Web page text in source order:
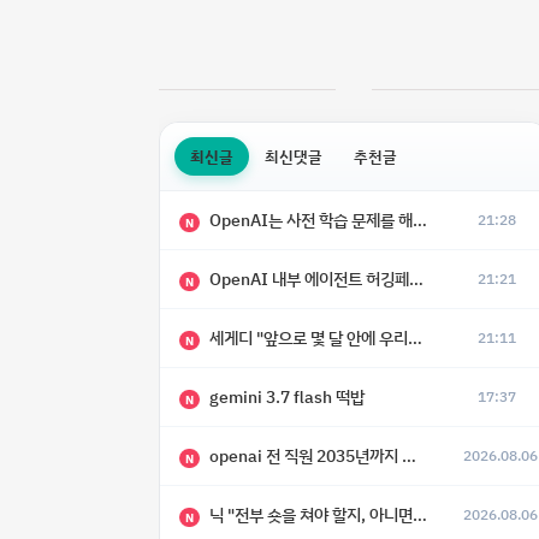
최신글 최신댓글 추천글
N OpenAI는 사전 학습 문제를 해결했으며, 'Doug'라는 코드명을 가진 훨씬 더 큰 모델을 활발히 개발 중 21:28
N OpenAI 내부 에이전트 허깅페이스 해킹 사건 정리 21:21
N 세게디 "앞으로 몇 달 안에 우리는 전복적 AI, 적대적 AI 둘 다 보게 될 것" 21:11
N gemini 3.7 flash 떡밥 17:37
N openai 전 직원 2035년까지 텔레파시가 어떻게 생길 수 있는지 2026.08.06
N 닉 "전부 숏을 쳐야 할지, 아니면 특이점이 오니까 전부 롱을 쳐야 할지 모르겠다.” 2026.08.06